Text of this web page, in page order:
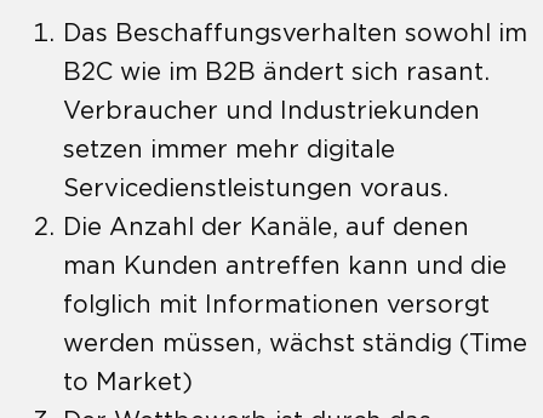
Das Beschaffungsverhalten sowohl im
B2C wie im B2B ändert sich rasant.
Verbraucher und Industriekunden
setzen immer mehr digitale
Servicedienstleistungen voraus.
Die Anzahl der Kanäle, auf denen
man Kunden antreffen kann und die
folglich mit Informationen versorgt
werden müssen, wächst ständig (Time
to Market)